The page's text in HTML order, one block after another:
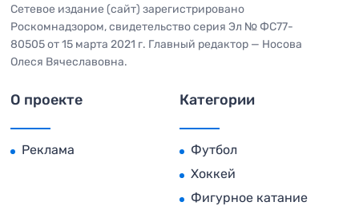
Сетевое издание (сайт) зарегистрировано
Роскомнадзором, свидетельство серия Эл № ФС77-
80505 от 15 марта 2021 г. Главный редактор — Носова
Олеся Вячеславовна.
О проекте
Реклама
Категории
Футбол
Хоккей
Фигурное катание